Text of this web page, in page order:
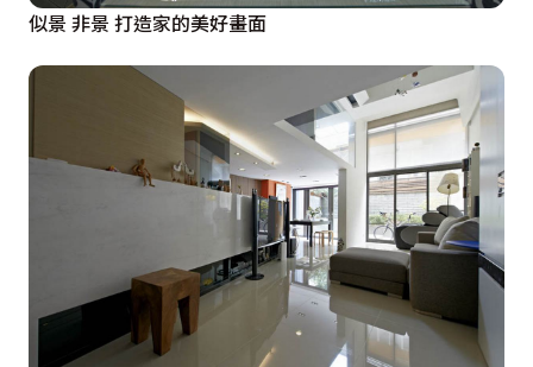
似景 非景 打造家的美好畫面